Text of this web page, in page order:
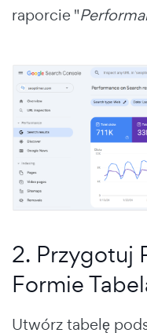
raporcie "
2. Przygotuj
Formie
Utwórz tabelę